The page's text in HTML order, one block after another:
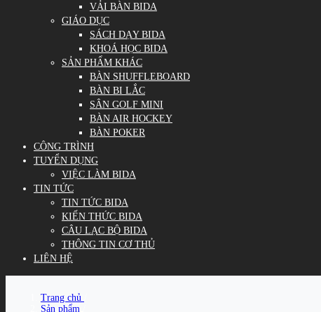
VẢI BÀN BIDA
GIÁO DỤC
SÁCH DẠY BIDA
KHOÁ HỌC BIDA
SẢN PHẨM KHÁC
BÀN SHUFFLEBOARD
BÀN BI LẮC
SÂN GOLF MINI
BÀN AIR HOCKEY
BÀN POKER
CÔNG TRÌNH
TUYỂN DỤNG
VIỆC LÀM BIDA
TIN TỨC
TIN TỨC BIDA
KIẾN THỨC BIDA
CÂU LẠC BỘ BIDA
THÔNG TIN CƠ THỦ
LIÊN HỆ
Trang chủ
Sản phẩm